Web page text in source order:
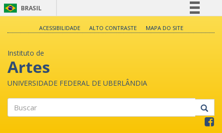
BRASIL
Legislação
Canais
ACESSIBILIDADE ALTO CONTRASTE MAPA DO SITE
Instituto de
Artes
UNIVERSIDADE FEDERAL DE UBERLÂNDIA